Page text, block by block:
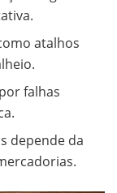
atalhos
falhas
depende da